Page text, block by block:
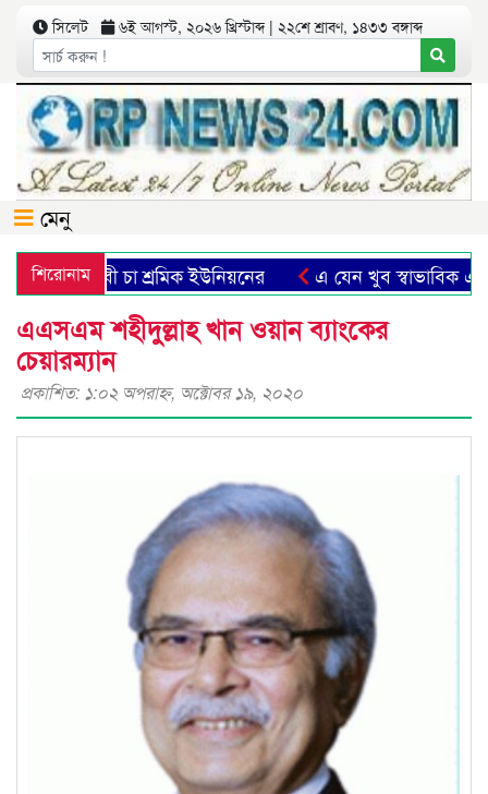
সিলেট ৬ই আগস্ট, ২০২৬ খ্রিস্টাব্দ | ২২শে শ্রাবণ, ১৪৩৩ বঙ্গাব্দ
মেনু
শিরোনাম
দাবী চা শ্রমিক ইউনিয়নের এ যেন খুব স্বাভাবিক এক
এএসএম শহীদুল্লাহ খান ওয়ান ব্যাংকের
চেয়ারম্যান
প্রকাশিত: ১:০২ অপরাহ্ণ, অক্টোবর ১৯, ২০২০